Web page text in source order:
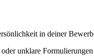
in deiner
unklare